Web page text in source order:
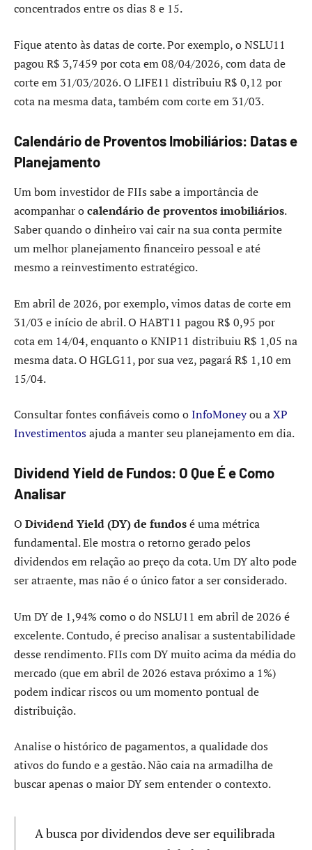
concentrados entre os dias 8 e 15.
Fique atento às datas de corte. Por exemplo, o NSLU11
pagou R$ 3,7459 por cota em 08/04/2026, com data de
corte em 31/03/2026. O LIFE11 distribuiu R$ 0,12 por
cota na mesma data, também com corte em 31/03.
Calendário de Proventos Imobiliários: Datas e
Planejamento
Um bom investidor de FIIs sabe a importância de
acompanhar ocalendário de proventos imobiliários.
Saber quando o dinheiro vai cair na sua conta permite
um melhor planejamento financeiro pessoal e até
mesmo a reinvestimento estratégico.
Em abril de 2026, por exemplo, vimos datas de corte em
31/03 e início de abril. O HABT11 pagou R$ 0,95 por
cota em 14/04, enquanto o KNIP11 distribuiu R$ 1,05 na
mesma data. O HGLG11, por sua vez, pagará R$ 1,10 em
15/04.
Consultar fontes confiáveis como oInfoMoneyou aXP
Investimentosajuda a manter seu planejamento em dia.
Dividend Yield de Fundos: O Que É e Como
Analisar
O Dividend Yield (DY) de fundosé uma métrica
fundamental. Ele mostra o retorno gerado pelos
dividendos em relação ao preço da cota. Um DY alto pode
ser atraente, mas não é o único fator a ser considerado.
Um DY de 1,94% como o do NSLU11 em abril de 2026 é
excelente. Contudo, é preciso analisar a sustentabilidade
desse rendimento. FIIs com DY muito acima da média do
mercado (que em abril de 2026 estava próximo a 1%)
podem indicar riscos ou um momento pontual de
distribuição.
Analise o histórico de pagamentos, a qualidade dos
ativos do fundo e a gestão. Não caia na armadilha de
buscar apenas o maior DY sem entender o contexto.
A busca por dividendos deve ser equilibrada